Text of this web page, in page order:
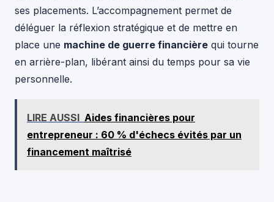
ses placements. L’accompagnement permet de
déléguer la réflexion stratégique et de mettre en
place une machine de guerre financière qui tourne
en arrière-plan, libérant ainsi du temps pour sa vie
personnelle.
LIRE AUSSI Aides financières pour
entrepreneur : 60 % d'échecs évités par un
financement maîtrisé